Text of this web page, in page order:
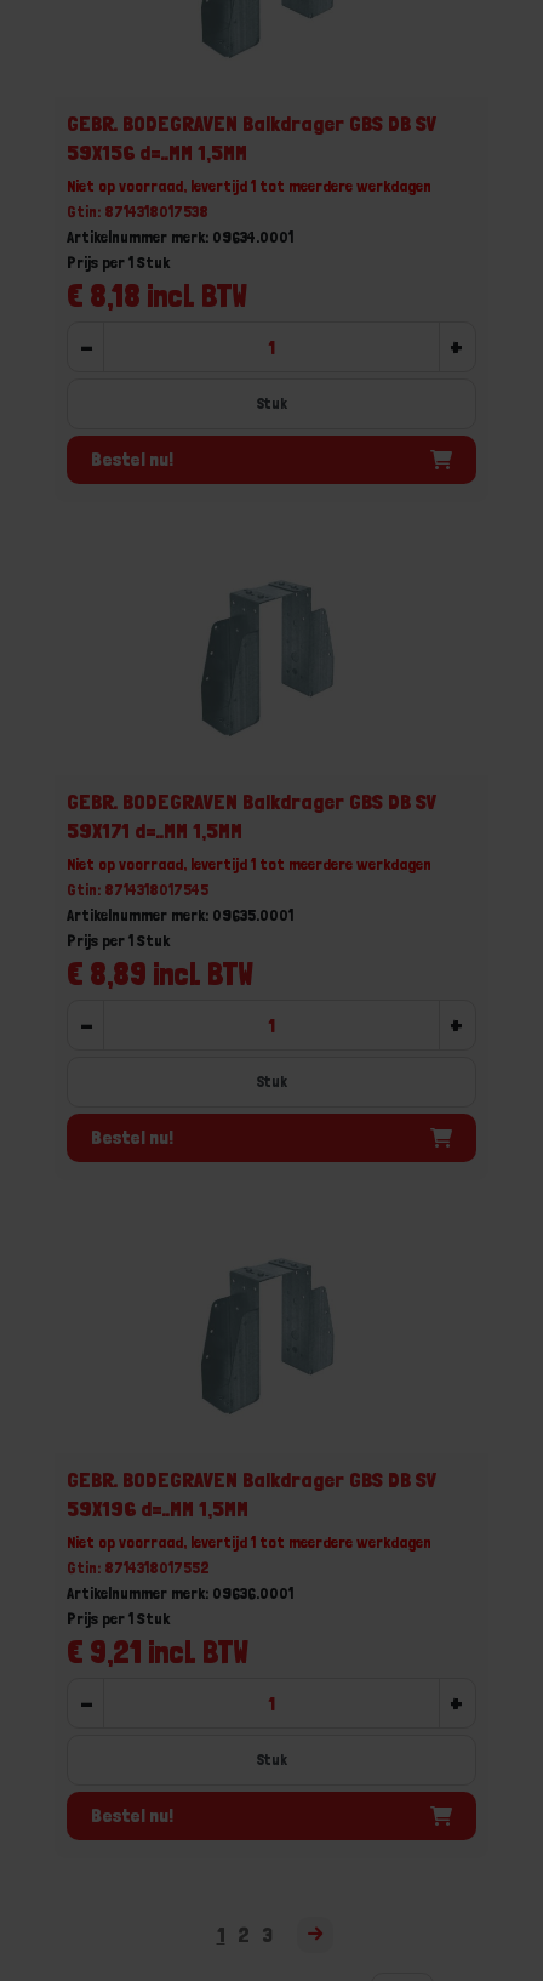
GEBR. BODEGRAVEN Balkdrager GBS DB SV
59X156 d=..MM 1,5MM
Niet op voorraad, levertijd 1 tot meerdere werkdagen
Gtin: 8714318017538
Artikelnummer merk: 09634.0001
€ 8,18 incl. BTW
Prijs per 1 Stuk
- +
Stuk
Bestel nu!
GEBR. BODEGRAVEN Balkdrager GBS DB SV
59X171 d=..MM 1,5MM
Niet op voorraad, levertijd 1 tot meerdere werkdagen
Gtin: 8714318017545
Artikelnummer merk: 09635.0001
€ 8,89 incl. BTW
Prijs per 1 Stuk
- +
Stuk
Bestel nu!
GEBR. BODEGRAVEN Balkdrager GBS DB SV
59X196 d=..MM 1,5MM
Niet op voorraad, levertijd 1 tot meerdere werkdagen
Gtin: 8714318017552
Artikelnummer merk: 09636.0001
€ 9,21 incl. BTW
Prijs per 1 Stuk
- +
Stuk
Bestel nu!
1 2 3